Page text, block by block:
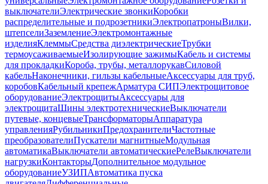
выключателиЭлектрические звонкиКоробки
распределительные и подрозетникиЭлектропатроныВилки,
штепселиЗаземлениеЭлектромонтажные
изделияКлеммыСредства диэлектрическиеТрубки
термоусаживаемыеИзолирующие зажимыКабель и системы
для прокладкиКороба, трубы, металлорукавСиловой
кабельНаконечники, гильзы кабельныеАксессуары для труб,
коробовКабельный крепежАрматура СИПЭлектрощитовое
оборудованиеЭлектрощитыАксессуары для
электрощитаШины электротехническиеВыключатели
путевые, концевыеТрансформаторыАппаратура
управленияРубильникиПредохранителиЧастотные
преобразователиПускатели магнитныеМодульная
автоматикаВыключатели автоматическиеРелеВыключатели
нагрузкиКонтакторыДополнительное модульное
оборудованиеУЗИПАвтоматика пуска